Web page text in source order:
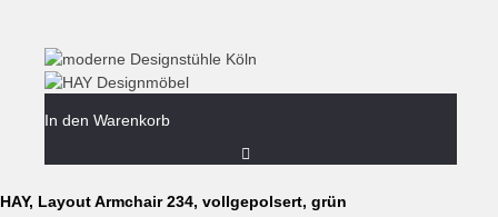
In den Warenkorb
HAY, Layout Armchair 234, vollgepolsert, grün